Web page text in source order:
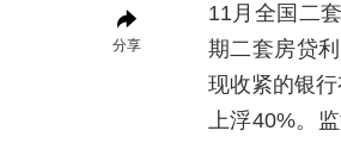
分享
11月全国二
期二套房贷
现收紧的银
上浮40%。